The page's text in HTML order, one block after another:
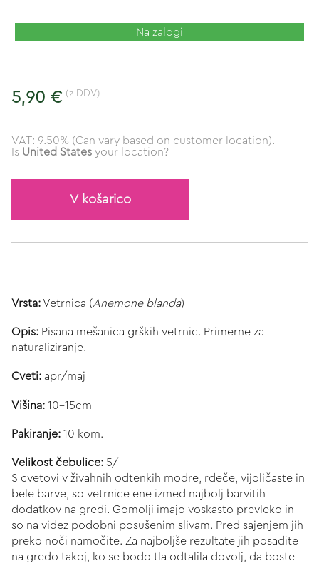
Na zalogi
5,90 € (z DDV)
VAT: 9.50% (Can vary based on customer location).
Is United States your location?
V košarico
Vrsta:Vetrnica (Anemone blanda)
Opis: Pisana mešanica grških vetrnic. Primerne za
naturaliziranje.
Cveti: apr/maj
Višina: 10-15cm
Pakiranje: 10 kom.
Velikost čebulice: 5/+
S cvetovi v živahnih odtenkih modre, rdeče, vijoličaste in
bele barve, so vetrnice ene izmed najbolj barvitih
dodatkov na gredi. Gomolji imajo voskasto prevleko in
so na videz podobni posušenim slivam. Pred sajenjem jih
preko noči namočite. Za najboljše rezultate jih posadite
na gredo takoj, ko se bodo tla odtalila dovolj, da boste